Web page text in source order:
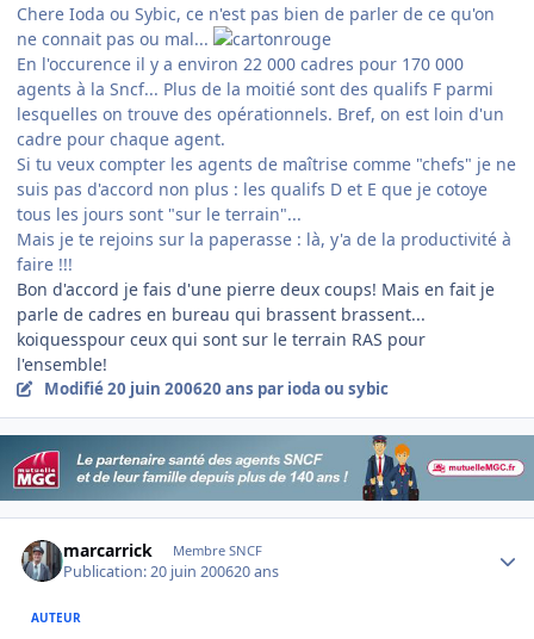
Chere Ioda ou Sybic, ce n'est pas bien de parler de ce qu'on
ne connait pas ou mal...
En l'occurence il y a environ 22 000 cadres pour 170 000
agents à la Sncf... Plus de la moitié sont des qualifs F parmi
lesquelles on trouve des opérationnels. Bref, on est loin d'un
cadre pour chaque agent.
Si tu veux compter les agents de maîtrise comme "chefs" je ne
suis pas d'accord non plus : les qualifs D et E que je cotoye
tous les jours sont "sur le terrain"...
Mais je te rejoins sur la paperasse : là, y'a de la productivité à
faire !!!
Bon d'accord je fais d'une pierre deux coups! Mais en fait je
parle de cadres en bureau qui brassent brassent...
koiquesspour ceux qui sont sur le terrain RAS pour
l'ensemble!
Modifié20 juin 200620 ans par ioda ou sybic
marcarrick Membre SNCF
Publication:20 juin 200620 ans
AUTEUR